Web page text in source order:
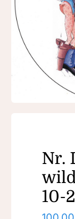
Nr.
10-